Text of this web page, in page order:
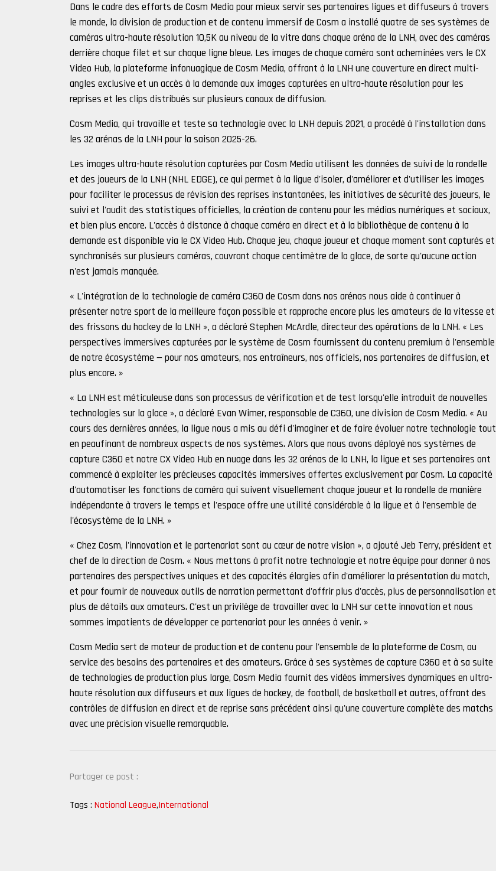
Dans le cadre des efforts de Cosm Media pour mieux servir ses partenaires ligues et diffuseurs à travers
le monde, la division de production et de contenu immersif de Cosm a installé quatre de ses systèmes de
caméras ultra-haute résolution 10,5K au niveau de la vitre dans chaque aréna de la LNH, avec des caméras
derrière chaque filet et sur chaque ligne bleue. Les images de chaque caméra sont acheminées vers le CX
Video Hub, la plateforme infonuagique de Cosm Media, offrant à la LNH une couverture en direct multi-
angles exclusive et un accès à la demande aux images capturées en ultra-haute résolution pour les
reprises et les clips distribués sur plusieurs canaux de diffusion.
Cosm Media, qui travaille et teste sa technologie avec la LNH depuis 2021, a procédé à l'installation dans
les 32 arénas de la LNH pour la saison 2025-26.
Les images ultra-haute résolution capturées par Cosm Media utilisent les données de suivi de la rondelle
et des joueurs de la LNH (NHL EDGE), ce qui permet à la ligue d'isoler, d'améliorer et d'utiliser les images
pour faciliter le processus de révision des reprises instantanées, les initiatives de sécurité des joueurs, le
suivi et l'audit des statistiques officielles, la création de contenu pour les médias numériques et sociaux,
et bien plus encore. L'accès à distance à chaque caméra en direct et à la bibliothèque de contenu à la
demande est disponible via le CX Video Hub. Chaque jeu, chaque joueur et chaque moment sont capturés et
synchronisés sur plusieurs caméras, couvrant chaque centimètre de la glace, de sorte qu'aucune action
n'est jamais manquée.
« L'intégration de la technologie de caméra C360 de Cosm dans nos arénas nous aide à continuer à
présenter notre sport de la meilleure façon possible et rapproche encore plus les amateurs de la vitesse et
des frissons du hockey de la LNH », a déclaré Stephen McArdle, directeur des opérations de la LNH. « Les
perspectives immersives capturées par le système de Cosm fournissent du contenu premium à l'ensemble
de notre écosystème — pour nos amateurs, nos entraîneurs, nos officiels, nos partenaires de diffusion, et
plus encore. »
« La LNH est méticuleuse dans son processus de vérification et de test lorsqu'elle introduit de nouvelles
technologies sur la glace », a déclaré Evan Wimer, responsable de C360, une division de Cosm Media. « Au
cours des dernières années, la ligue nous a mis au défi d'imaginer et de faire évoluer notre technologie tout
en peaufinant de nombreux aspects de nos systèmes. Alors que nous avons déployé nos systèmes de
capture C360 et notre CX Video Hub en nuage dans les 32 arénas de la LNH, la ligue et ses partenaires ont
commencé à exploiter les précieuses capacités immersives offertes exclusivement par Cosm. La capacité
d'automatiser les fonctions de caméra qui suivent visuellement chaque joueur et la rondelle de manière
indépendante à travers le temps et l'espace offre une utilité considérable à la ligue et à l'ensemble de
l'écosystème de la LNH. »
« Chez Cosm, l'innovation et le partenariat sont au cœur de notre vision », a ajouté Jeb Terry, président et
chef de la direction de Cosm. « Nous mettons à profit notre technologie et notre équipe pour donner à nos
partenaires des perspectives uniques et des capacités élargies afin d'améliorer la présentation du match,
et pour fournir de nouveaux outils de narration permettant d'offrir plus d'accès, plus de personnalisation et
plus de détails aux amateurs. C'est un privilège de travailler avec la LNH sur cette innovation et nous
sommes impatients de développer ce partenariat pour les années à venir. »
Cosm Media sert de moteur de production et de contenu pour l'ensemble de la plateforme de Cosm, au
service des besoins des partenaires et des amateurs. Grâce à ses systèmes de capture C360 et à sa suite
de technologies de production plus large, Cosm Media fournit des vidéos immersives dynamiques en ultra-
haute résolution aux diffuseurs et aux ligues de hockey, de football, de basketball et autres, offrant des
contrôles de diffusion en direct et de reprise sans précédent ainsi qu'une couverture complète des matchs
avec une précision visuelle remarquable.
Partager ce post :
Tags : National League,International